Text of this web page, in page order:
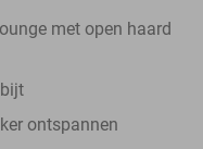
met open haard
ontspannen